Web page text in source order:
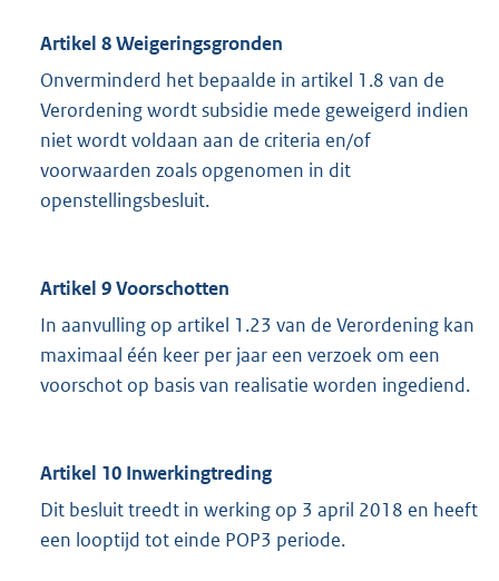
Artikel 8 Weigeringsgronden
Onverminderd het bepaalde in artikel 1.8 van de
Verordening wordt subsidie mede geweigerd indien
niet wordt voldaan aan de criteria en/of
voorwaarden zoals opgenomen in dit
openstellingsbesluit.
Artikel 9 Voorschotten
In aanvulling op artikel 1.23 van de Verordening kan
maximaal één keer per jaar een verzoek om een
voorschot op basis van realisatie worden ingediend.
Artikel 10 Inwerkingtreding
Dit besluit treedt in werking op 3 april 2018 en heeft
een looptijd tot einde POP3 periode.